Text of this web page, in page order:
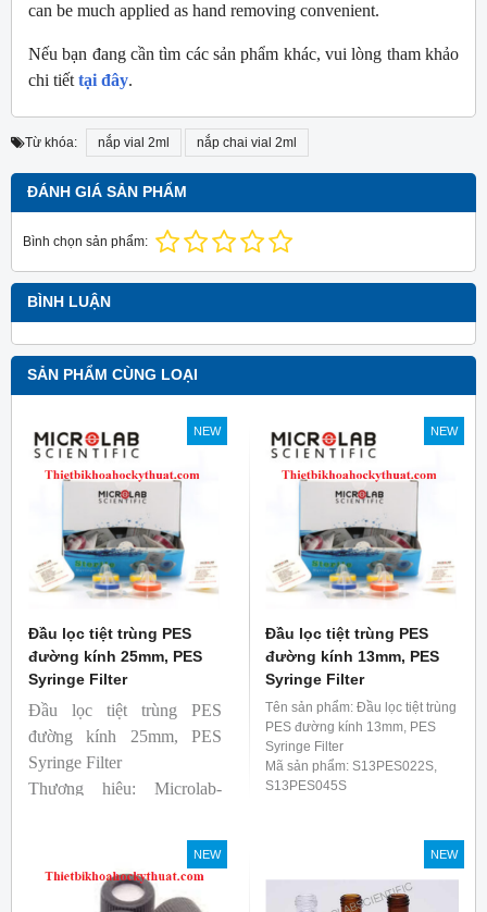
can be much applied as hand removing convenient.
Nếu bạn đang cần tìm các sản phẩm khác, vui lòng tham khảo
chi tiết tại đây.
Từ khóa: nắp vial 2ml nắp chai vial 2ml
ĐÁNH GIÁ SẢN PHẨM
Bình chọn sản phẩm:
BÌNH LUẬN
SẢN PHẨM CÙNG LOẠI
NEW
Đầu lọc tiệt trùng PES
đường kính 25mm, PES
Syringe Filter
Đầu lọc tiệt trùng PES
đường kính 25mm, PES
Syringe Filter
Thương hiệu: Microlab-
NEW
Đầu lọc tiệt trùng PES
đường kính 13mm, PES
Syringe Filter
Tên sản phẩm: Đầu lọc tiệt trùng
PES đường kính 13mm, PES
Syringe Filter
Mã sản phẩm: S13PES022S,
S13PES045S
Thương hiệu: Microlab-
NEW NEW